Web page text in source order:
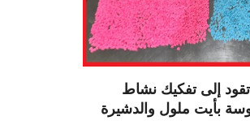
إلى تفكيك نشاط
بأيت ملول والدشيرة